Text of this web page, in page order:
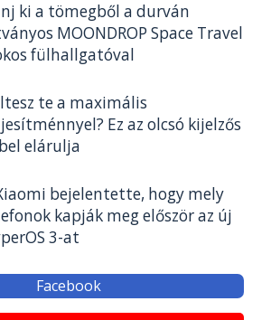
ki a tömegből a durván
MOONDROP Space Travel
fülhallgatóval
te a maximális
Ez az olcsó kijelzős
elárulja
bejelentette, hogy mely
kapják meg először az új
3-at
Facebook